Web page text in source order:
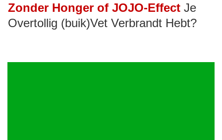
Zonder Honger of JOJO-Effect Je
Overtollig (buik)Vet Verbrandt Hebt?